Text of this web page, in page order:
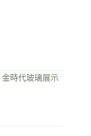
金時代玻璃展示